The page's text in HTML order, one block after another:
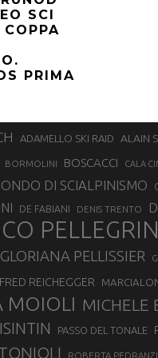
SCI
PRIMA
ADAMELLO SKI RAID ALAIN
BORMOLINI BOSCACCI CALA
DI SCIALPINISMO
DE FABIANI DENIS TRENTO
GLORIANA PELLISSIER
REICHEGGER
MOIOLI MICHELE
PASSO DEL TONALE
ROBERTA